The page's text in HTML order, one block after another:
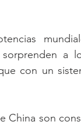
sorprenden
con un
China son